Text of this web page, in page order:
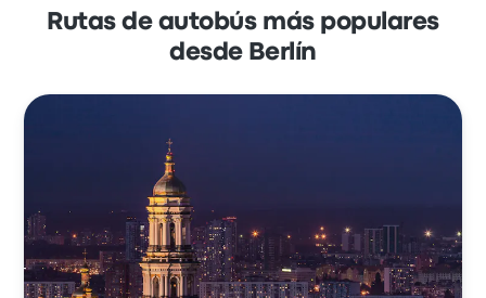
Rutas de autobús más populares
desde Berlín